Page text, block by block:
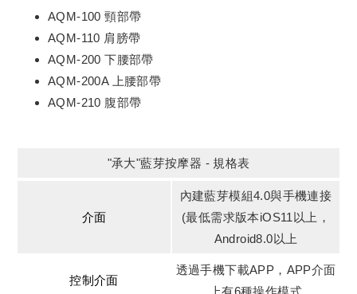
AQM-100 頸部帶
AQM-110 肩膀帶
AQM-200 下腰部帶
AQM-200A 上腰部帶
AQM-210 腹部帶
"承大"藍芽按摩器 - 規格表
介面
內建藍芽模組4.0與手機連接
(最低需求版本iOS11以上，
Android8.0以上
控制介面
透過手機下載APP，APP介面